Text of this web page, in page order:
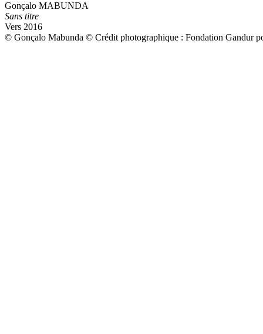
Gonçalo MABUNDA
Sans titre
Vers 2016
© Gonçalo Mabunda © Crédit photographique : Fondation Gandur